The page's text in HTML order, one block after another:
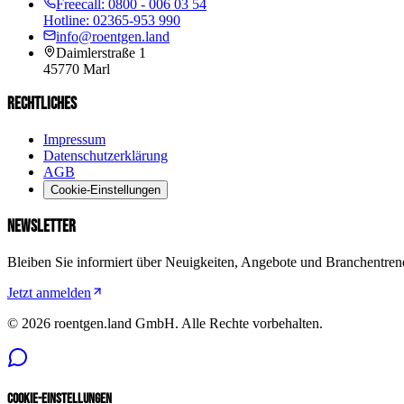
Freecall: 0800 - 006 03 54
Hotline: 02365-953 990
info@roentgen.land
Daimlerstraße 1
45770 Marl
RECHTLICHES
Impressum
Datenschutzerklärung
AGB
Cookie-Einstellungen
NEWSLETTER
Bleiben Sie informiert über Neuigkeiten, Angebote und
Jetzt anmelden
© 2026 roentgen.land GmbH. Alle Rechte vorbehalten.
Cookie-Einstellungen